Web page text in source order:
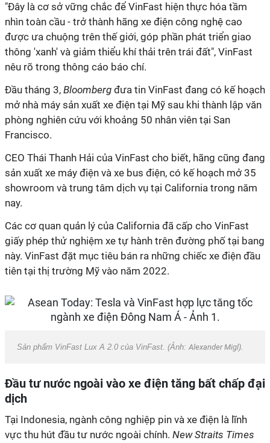
"Đây là cơ sở vững chắc để VinFast hiện thực hóa tầm
nhìn toàn cầu - trở thành hãng xe điện công nghệ cao
được ưa chuộng trên thế giới, góp phần phát triển giao
thông 'xanh' và giảm thiểu khí thải trên trái đất", VinFast
nêu rõ trong thông cáo báo chí.
Đầu tháng 3, Bloomberg đưa tin VinFast đang có kế hoạch
mở nhà máy sản xuất xe điện tại Mỹ sau khi thành lập văn
phòng nghiên cứu với khoảng 50 nhân viên tại San
Francisco.
CEO Thái Thanh Hải của VinFast cho biết, hãng cũng đang
sản xuất xe máy điện và xe bus điện, có kế hoạch mở 35
showroom và trung tâm dịch vụ tại California trong năm
nay.
Các cơ quan quản lý của California đã cấp cho VinFast
giấy phép thử nghiệm xe tự hành trên đường phố tại bang
này. VinFast đặt mục tiêu bán ra những chiếc xe điện đầu
tiên tại thị trường Mỹ vào năm 2022.
Sản phẩm VinFast Lux A 2.0 của VinFast. (Ảnh:Alexander Migl).
Đầu tư nước ngoài vào xe điện tăng bất chấp đại
dịch
Tại Indonesia, ngành công nghiệp pin và xe điện là lĩnh
vực thu hút đầu tư nước ngoài chính. New Straits Times